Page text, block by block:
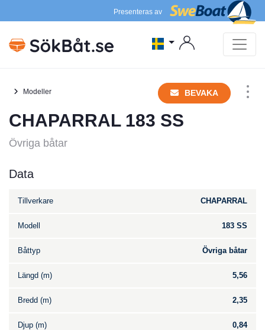
Presenteras av
Modeller BEVAKA
CHAPARRAL 183 SS
Övriga båtar
Data
Tillverkare CHAPARRAL
Modell 183 SS
Båttyp Övriga båtar
Längd (m) 5,56
Bredd (m) 2,35
Djup (m) 0,84